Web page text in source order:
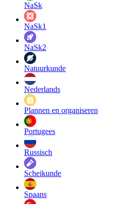
NaSk
NaSk1
NaSk2
Natuurkunde
Nederlands
Plannen en organiseren
Portugees
Russisch
Scheikunde
Spaans